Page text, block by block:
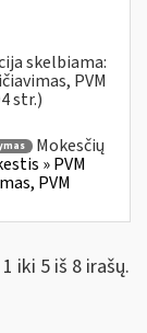
skelbiama:
PVM
str.)
Mokesčių
» PVM
PVM
iki 5 iš 8 irašų.